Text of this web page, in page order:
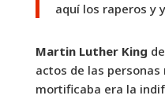
aquí los raperos y
Martin Luther King
actos de las
mortificaba era la